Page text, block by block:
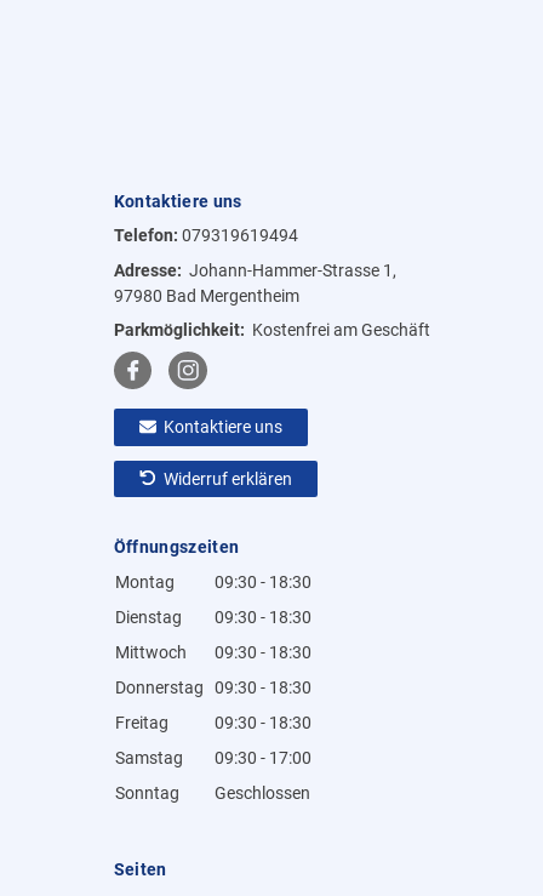
Kontaktiere uns
Telefon: 079319619494
Adresse: Johann-Hammer-Strasse 1,
97980 Bad Mergentheim
Parkmöglichkeit: Kostenfrei am Geschäft
Kontaktiere uns
Widerruf erklären
Öffnungszeiten
Montag
09:30 - 18:30
Dienstag
09:30 - 18:30
Mittwoch
09:30 - 18:30
Donnerstag
09:30 - 18:30
Freitag
09:30 - 18:30
Samstag
09:30 - 17:00
Sonntag
Geschlossen
Seiten